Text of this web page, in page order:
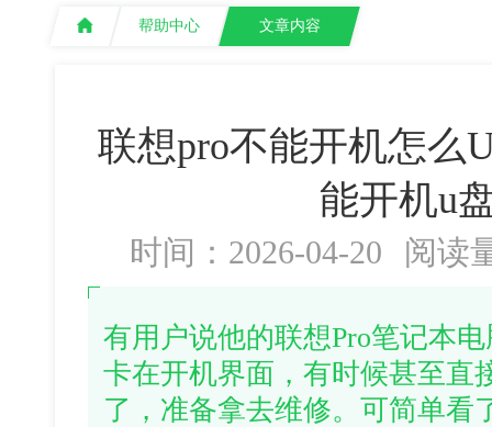
帮助中心 文章内容
联想pro不能开机怎么
能开机u
时间：2026-04-20 阅读
有用户说他的联想Pro笔记本
卡在开机界面，有时候甚至直
了，准备拿去维修。可简单看